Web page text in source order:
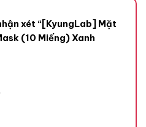
xét “[KyungLab] Mặt
(10 Miếng) Xanh